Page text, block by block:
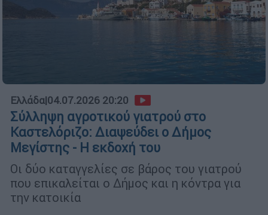
Ελλάδα|04.07.2026 20:20
Σύλληψη αγροτικού γιατρού στο
Καστελόριζο: Διαψεύδει ο Δήμος
Μεγίστης - Η εκδοχή του
Οι δύο καταγγελίες σε βάρος του γιατρού
που επικαλείται ο Δήμος και η κόντρα για
την κατοικία